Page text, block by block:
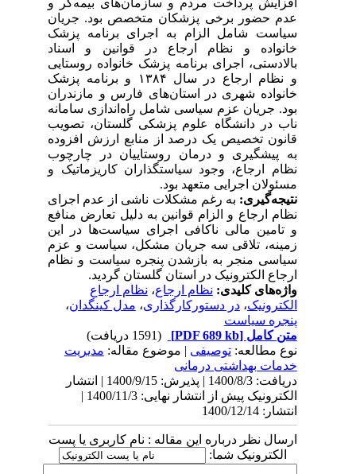
افزایش پرداخت مردم و سازمان‌های بیمه‌گر و
عدم حضور برخی پزشکان متخصص بود. جریان
سیاست شامل الزام به اجرای برنامه پزشک
خانواده و نظام ارجاع در قوانین و اسناد
بالادستی، اجرای برنامه پزشک خانواده روستایی
و نظام ارجاع در سال ۱۳۸۴ و برنامه پزشک
خانواده شهری در استان‌های فارس و مازندران
بود. جریان عزم سیاسی شامل راه‌اندازی سامانه
ناب در دانشگاه علوم پزشکی گلستان، تصویب
قانون تخصیص یک درصد از منابع ارزش افزوده
به پیشگیری و درمان روستاییان در چارچوب
نظام ارجاع، وجود سیاستگذاران کاریزماتیک و
مسئولان اجرایی متعهدبود.
نتیجه‌گیری:به رغم مشکلات ناشی از عدم اجرای
نظام ارجاع و الزام قوانین به دلیل تعارض منافع
و تامین مالی ناکافی اجرای سیاست‌ها در این
زمینه، تلاقی سه جریان مشکل، سیاست و عزم
سیاسی منجر به بازشدن پنجره سیاست و نظام
ارجاع الکترونیک در استان گلستان گردید.
واژه‌های کلیدی:نظام ارجاع،نظام ارجاع
الکترونیک،در دستورکارگذاری،مدل کینگدان ،
پنجره سیاست
متن کامل[PDF 689 kb]
نوع مطالعه:توصیفی| موضوع مقاله:مدیریت
خدمات بهداشتی درمانی
دریافت: 1400/8/3 | پذیرش: 1400/9/15 | انتشار
الکترونیک پیش از انتشار نهایی: 1400/11/3 |
انتشار: 1400/12/14
ارسال نظر درباره این مقاله : نام کاربری یا پست
الکترونیک شما: